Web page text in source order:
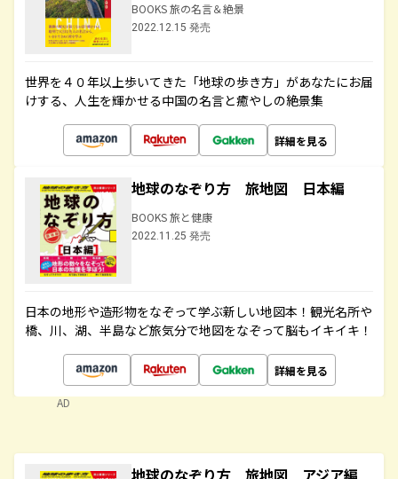
BOOKS 旅の名言＆絶景
2022.12.15 発売
世界を４０年以上歩いてきた「地球の歩き方」があなたにお届
けする、人生を輝かせる中国の名言と癒やしの絶景集
詳細を見る
地球のなぞり方 旅地図 日本編
BOOKS 旅と健康
2022.11.25 発売
日本の地形や造形物をなぞって学ぶ新しい地図本！観光名所や
橋、川、湖、半島など旅気分で地図をなぞって脳もイキイキ！
詳細を見る
AD
地球のなぞり方 旅地図 アジア編